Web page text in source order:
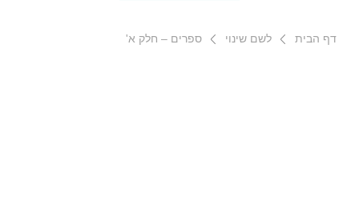
דף הבית לשם שינוי ספרים – חלק א'